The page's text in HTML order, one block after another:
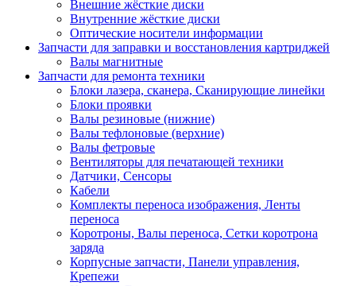
Внешние жёсткие диски
Внутренние жёсткие диски
Оптические носители информации
Запчасти для заправки и восстановления картриджей
Валы магнитные
Запчасти для ремонта техники
Блоки лазера, сканера, Сканирующие линейки
Блоки проявки
Валы резиновые (нижние)
Валы тефлоновые (верхние)
Валы фетровые
Вентиляторы для печатающей техники
Датчики, Сенсоры
Кабели
Комплекты переноса изображения, Ленты
переноса
Коротроны, Валы переноса, Сетки коротрона
заряда
Корпусные запчасти, Панели управления,
Крепежи